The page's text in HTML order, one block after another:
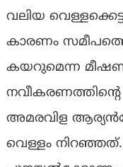
വലിയ
കാരണം
കയറുമെന്ന
അമരവിള
വെള്ളം